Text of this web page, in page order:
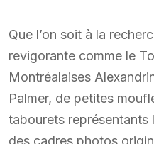
Que l’on soit à la
revigorante comme le
Montréalaises
Palmer, de petites
tabourets
des cadres photos